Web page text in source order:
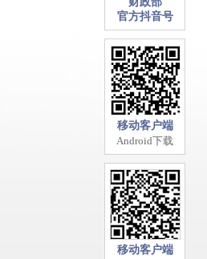
官方抖音号
移动客户端
Android下载
移动客户端